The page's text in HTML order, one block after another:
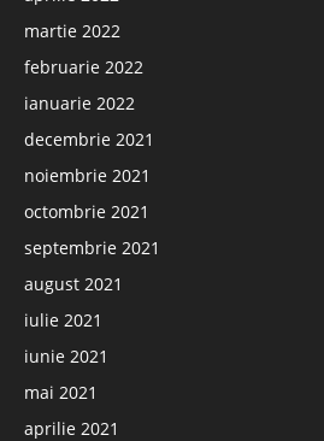
martie 2022
februarie 2022
ianuarie 2022
decembrie 2021
noiembrie 2021
octombrie 2021
septembrie 2021
august 2021
iulie 2021
iunie 2021
mai 2021
aprilie 2021